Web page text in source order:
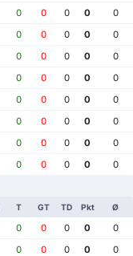
0 0 0 0
0
0 0 0 0
0
0 0 0 0
0
0 0 0 0
0
0 0 0 0
0
0 0 0 0
0
0 0 0 0
0
0 0 0 0 0
T GT TD Pkt Ø
0 0 0 0
0
0 0 0 0
0